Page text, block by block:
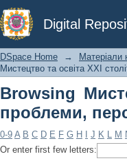
Digital
Browsing
by Author
DSpace Home → Матеріали
Мистецтво та освіта ХХІ
Browsing
проблеми,
0-9 A B C D E F G H J K L M
Or enter first few letters: